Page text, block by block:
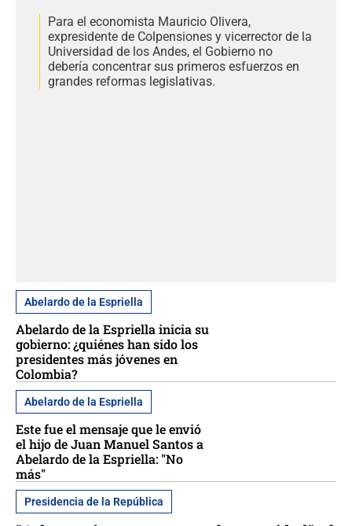
Para el economista Mauricio Olivera,
expresidente de Colpensiones y vicerrector de la
Universidad de los Andes, el Gobierno no
debería concentrar sus primeros esfuerzos en
grandes reformas legislativas.
Abelardo de la Espriella
Abelardo de la Espriella inicia su
gobierno: ¿quiénes han sido los
presidentes más jóvenes en
Colombia?
Abelardo de la Espriella
Este fue el mensaje que le envió
el hijo de Juan Manuel Santos a
Abelardo de la Espriella: "No
más"
Presidencia de la República